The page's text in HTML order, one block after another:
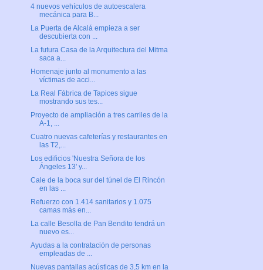
4 nuevos vehículos de autoescalera
mecánica para B...
La Puerta de Alcalá empieza a ser
descubierta con ...
La futura Casa de la Arquitectura del Mitma
saca a...
Homenaje junto al monumento a las
víctimas de acci...
La Real Fábrica de Tapices sigue
mostrando sus tes...
Proyecto de ampliación a tres carriles de la
A-1, ...
Cuatro nuevas cafeterías y restaurantes en
las T2,...
Los edificios 'Nuestra Señora de los
Ángeles 13' y...
Cale de la boca sur del túnel de El Rincón
en las ...
Refuerzo con 1.414 sanitarios y 1.075
camas más en...
La calle Besolla de Pan Bendito tendrá un
nuevo es...
Ayudas a la contratación de personas
empleadas de ...
Nuevas pantallas acústicas de 3,5 km en la